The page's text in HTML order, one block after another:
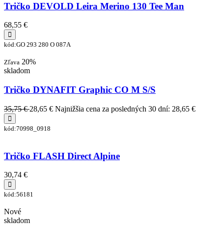
Tričko DEVOLD Leira Merino 130 Tee Man
68,55 €
kód:GO 293 280 O 087A
Zľava 20%
skladom
Tričko DYNAFIT Graphic CO M S/S
35,75 €28,65 € Najnižšia cena za posledných 30 dní: 28,65 €
kód:70998_0918
Tričko FLASH Direct Alpine
30,74 €
kód:56181
Nové
skladom